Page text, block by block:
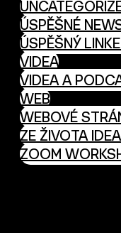
ÚSPĚŠNÉ
ÚSPĚŠNÝ
VIDEA
VIDEA A
WEB
WEBOVÉ
ZE ŽIVOTA
ZOOM